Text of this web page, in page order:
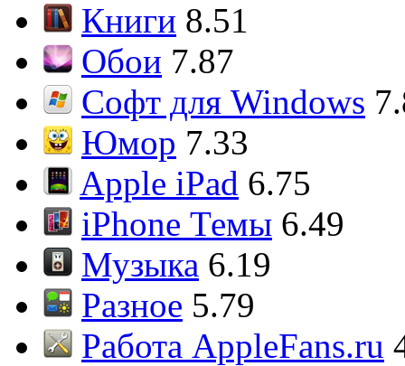
Книги 8.51
Обои 7.87
Софт для Windows
Юмор 7.33
Apple iPad 6.75
iPhone Темы 6.49
Музыка 6.19
Разное 5.79
Работа AppleFans.ru